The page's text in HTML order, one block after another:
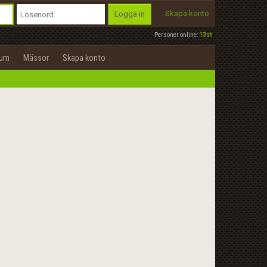
Personer online:13st
Logga in Skapa konto
Mässor Skapa konto